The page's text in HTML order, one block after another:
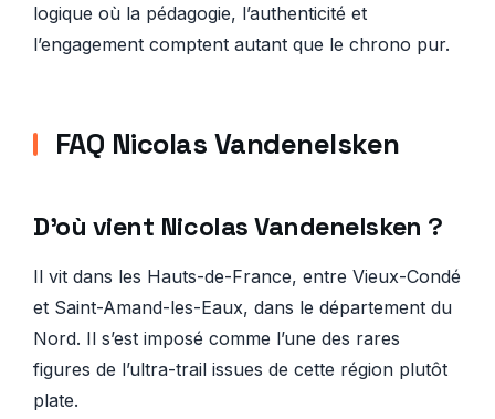
logique où la pédagogie, l’authenticité et
l’engagement comptent autant que le chrono pur.
FAQ Nicolas Vandenelsken
D’où vient Nicolas Vandenelsken ?
Il vit dans les Hauts-de-France, entre Vieux-Condé
et Saint-Amand-les-Eaux, dans le département du
Nord. Il s’est imposé comme l’une des rares
figures de l’ultra-trail issues de cette région plutôt
plate.